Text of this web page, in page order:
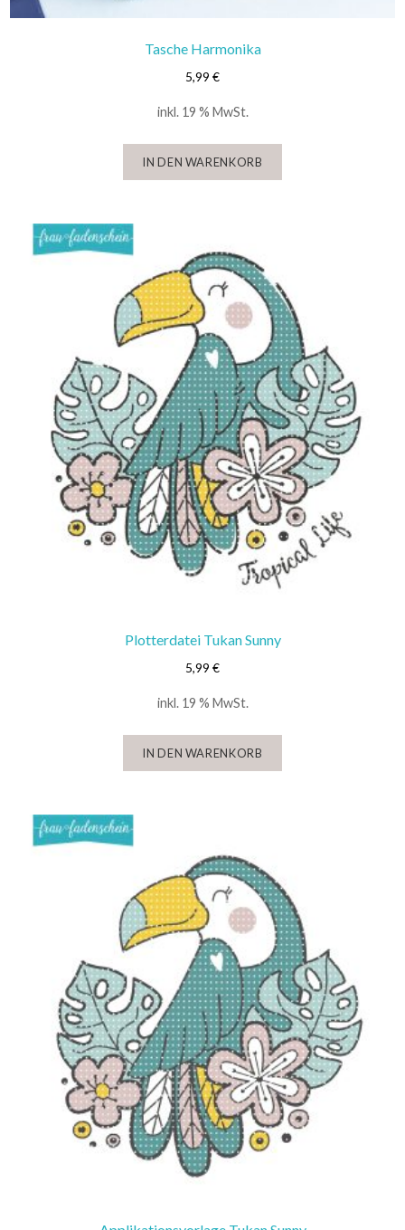
Tasche Harmonika
5,99 €
inkl. 19 % MwSt.
IN DEN WARENKORB
Plotterdatei Tukan Sunny
5,99 €
inkl. 19 % MwSt.
IN DEN WARENKORB